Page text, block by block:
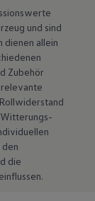
und sind
dienen allein
Zubehör
die